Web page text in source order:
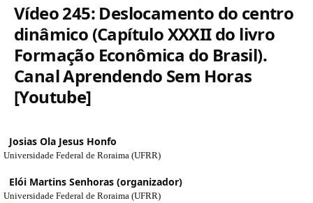
Vídeo 245: Deslocamento do centro
dinâmico (Capítulo XXXII do livro
Formação Econômica do Brasil).
Canal Aprendendo Sem Horas
[Youtube]
Josias Ola Jesus Honfo
Universidade Federal de Roraima (UFRR)
Elói Martins Senhoras (organizador)
Universidade Federal de Roraima (UFRR)